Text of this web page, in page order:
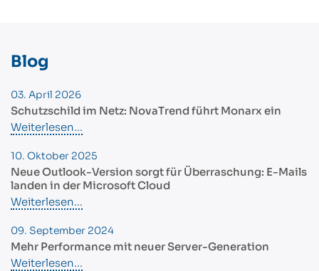
Blog
03. April 2026
Schutzschild im Netz: NovaTrend führt Monarx ein
Weiterlesen...
10. Oktober 2025
Neue Outlook-Version sorgt für Überraschung: E-Mails
landen in der Microsoft Cloud
Weiterlesen...
09. September 2024
Mehr Performance mit neuer Server-Generation
Weiterlesen...